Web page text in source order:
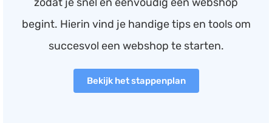
begint. Hierin vind je handige tips en tools om
succesvol een webshop te starten.
Bekijk het stappenplan